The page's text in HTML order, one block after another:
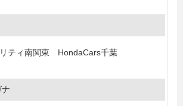
ティ南関東 HondaCars千葉